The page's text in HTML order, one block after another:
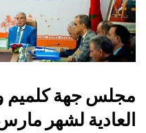
مجلس جهة كلميم